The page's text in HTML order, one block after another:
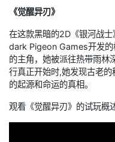
《觉醒异刃》
在这款黑暗的2D《银河战
dark Pigeon Games开发的
的主角，她被派往热带雨林
行真正开始时,她发现古老
的起源和命运的真相。
观看《觉醒异刃》的试玩概